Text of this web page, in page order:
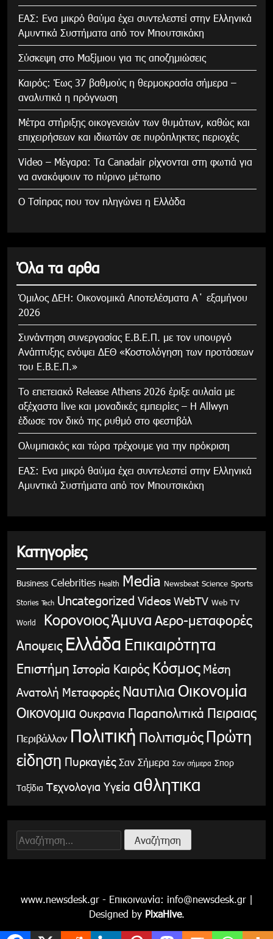
ΕΑΣ: Ενα μικρό θαύμα έχει συντελεστεί στην Ελληνικά
Αμυντικά Συστήματα από τον Μπουτσικάκη
Σύσκεψη στο Μαξίμιου για τις αποζημιώσεις
Καιρός: Έως 37 βαθμούς η θερμοκρασία σήμερα –
αναλυτικά η πρόγνωση
Μέτρα στήριξης οικογενειών των θυμάτων, καθώς και
επιχειρήσεων και ιδιωτών σε πυρόπληκτες περιοχές
Video – Μέγαρα: Τα Canadair ρίχνονται στη φωτιά για
να ανακόψουν το πύρινο μέτωπο
Ο Τσίπρας που τον πληγώνει η Ελλάδα
Όλα τα αρθα
Όμιλος ΔΕΗ: Οικονομικά Αποτελέσματα Α΄ εξαμήνου
2026
Συνάντηση συνεργασίας Ε.Β.Ε.Π. με τον υπουργό
Ανάπτυξης ενόψει ΔΕΘ «Κοστολόγηση των προτάσεων
του Ε.Β.Ε.Π.»
Το επετειακό Release Athens 2026 έριξε αυλαία με
αξέχαστα live και μοναδικές εμπειρίες – Η Allwyn
έδωσε τον δικό της ρυθμό στο φεστιβάλ
Ολυμπιακός και τώρα τρέχουμε για την πρόκριση
ΕΑΣ: Ενα μικρό θαύμα έχει συντελεστεί στην Ελληνικά
Αμυντικά Συστήματα από τον Μπουτσικάκη
Κατηγορίες
Business Celebrities Health Media Newsbeat Science Sports
Stories Tech Uncategorized Videos WebTV Web TV
World ΚορονοιοςΆμυνα Αερο-μεταφορές
Αποψεις Ελλάδα Επικαιρότητα
Επιστήμη Ιστορία Καιρός Κόσμος Μέση
Ανατολή Μεταφορές Ναυτιλια Οικονομία
Οικονομια Ουκρανια Παραπολιτικά Πειραιας
Περιβάλλον Πολιτική Πολιτισμός Πρώτη
είδηση Πυρκαγιές Σαν Σήμερα Σαν σήμερα Σπορ
Ταξίδια Τεχνολογια Υγεία αθλητικα
Αναζήτηση
για:
www.newsdesk.gr - Επικοινωνία: info@newsdesk.gr |
Designed by PixaHive.